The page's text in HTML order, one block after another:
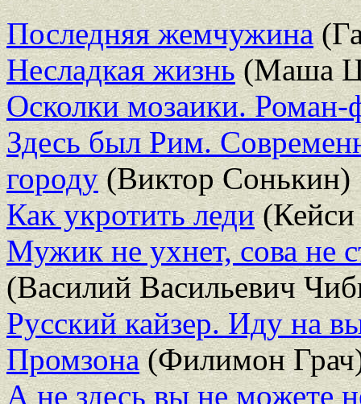
Последняя жемчужина
Несладкая жизнь(Маша
Осколки мозаики. Роман-
Здесь был Рим.
городу(Виктор Сонькин)
Как укротить леди(Кейси
Мужик не ухнет, сова не
(Василий Васильевич
Русский кайзер. Иду на
Промзона(Филимон
А не здесь вы не можете